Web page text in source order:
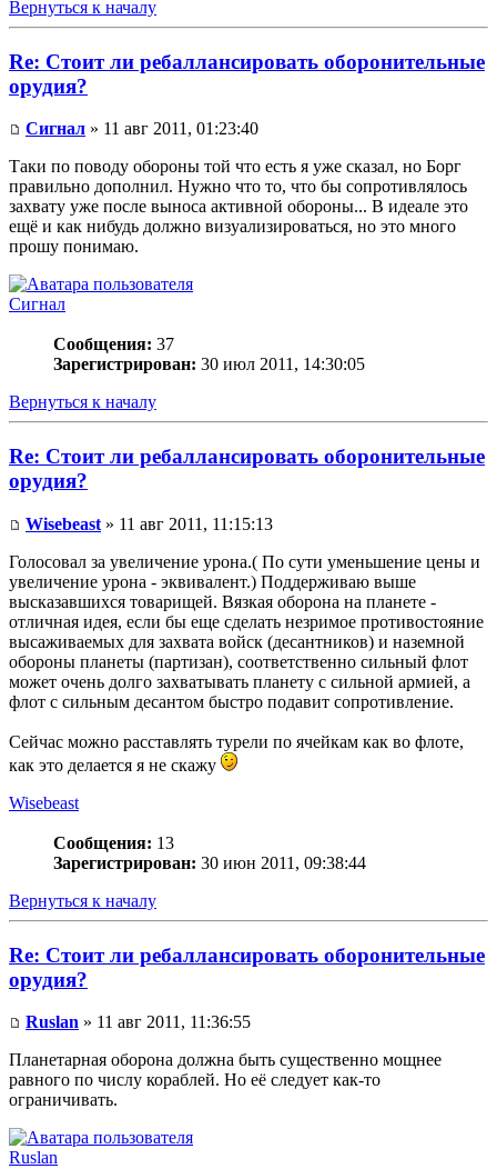
Вернуться к началу
Re: Стоит ли ребаллансировать оборонительные
орудия?
Сигнал » 11 авг 2011, 01:23:40
Таки по поводу обороны той что есть я уже сказал, но Борг
правильно дополнил. Нужно что то, что бы сопротивлялось
захвату уже после выноса активной обороны... В идеале это
ещё и как нибудь должно визуализироваться, но это много
прошу понимаю.
Сигнал
Сообщения: 37
Зарегистрирован: 30 июл 2011, 14:30:05
Вернуться к началу
Re: Стоит ли ребаллансировать оборонительные
орудия?
Wisebeast » 11 авг 2011, 11:15:13
Голосовал за увеличение урона.( По сути уменьшение цены и
увеличение урона - эквивалент.) Поддерживаю выше
высказавшихся товарищей. Вязкая оборона на планете -
отличная идея, если бы еще сделать незримое противостояние
высаживаемых для захвата войск (десантников) и наземной
обороны планеты (партизан), соответственно сильный флот
может очень долго захватывать планету с сильной армией, а
флот с сильным десантом быстро подавит сопротивление.
Сейчас можно расставлять турели по ячейкам как во флоте,
как это делается я не скажу
Wisebeast
Сообщения: 13
Зарегистрирован: 30 июн 2011, 09:38:44
Вернуться к началу
Re: Стоит ли ребаллансировать оборонительные
орудия?
Ruslan » 11 авг 2011, 11:36:55
Планетарная оборона должна быть существенно мощнее
равного по числу кораблей. Но её следует как-то
ограничивать.
Ruslan